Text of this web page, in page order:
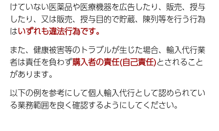
けていない医薬品や医療機器を広告したり、販売、授与
したり、又は販売、授与目的で貯蔵、陳列等を行う行為
はいずれも違法行為です。
また、健康被害等のトラブルが生じた場合、輸入代行業
者は責任を負わず購入者の責任(自己責任)とされること
があります。
以下の例を参考にして個人輸入代行として認められてい
る業務範囲を良く確認するようにしてください。